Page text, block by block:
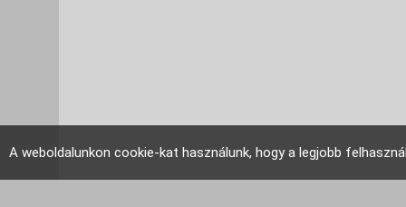
A weboldalunkon cookie-kat használunk, hogy a legjobb